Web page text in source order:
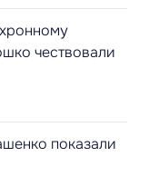
чествовали
показали